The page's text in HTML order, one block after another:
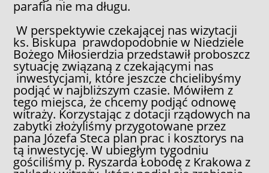
parafia nie ma długu.
W perspektywie czekającej nas wizytacji
ks. Biskupa prawdopodobnie w Niedziele
Bożego Miłosierdzia przedstawił proboszcz
sytuację związaną z czekającymi nas
inwestycjami, które jeszcze chcielibyśmy
podjąć w najbliższym czasie. Mówiłem z
tego miejsca, że chcemy podjąć odnowę
witraży. Korzystając z dotacji rządowych na
zabytki złożyliśmy przygotowane przez
pana Józefa Steca plan prac i kosztorys na
tą inwestycję. W ubiegłym tygodniu
gościliśmy p. Ryszarda Łobodę z Krakowa z